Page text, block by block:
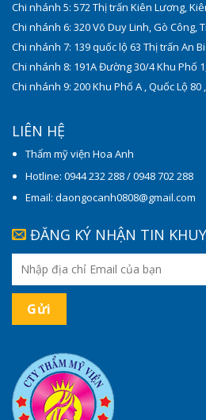
Chi nhánh 5: 572 Thị trấn Kiên Lương,
Chi nhánh 6: 320 Võ Duy Linh, Gò Công,
Chi nhánh 7: 139 quốc lộ 63 Thị trấn An
Chi nhánh 8: 191A Đường 30/4 Khu Phố
Chi nhánh 9: 200 Khu Phố A , Quốc Lộ 80
LIÊN HỆ
Thẩm mỹ viện Hoa Anh
Hotline: 0944 232 288 / 0948 702 288
Email: daongocanh0808@gmail.com
ĐĂNG KÝ NHẬN TIN